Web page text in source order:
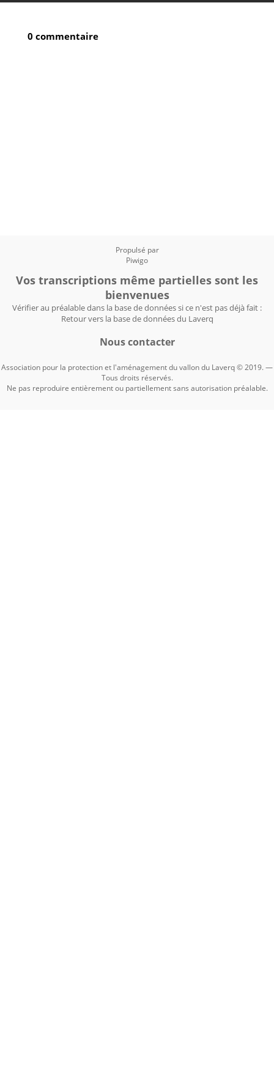
0 commentaire
Propulsé par
Piwigo
Vos transcriptions même partielles sont les
bienvenues
Vérifier au préalable dans la base de données si ce n'est pas déjà fait :
Retour vers la base de données du Laverq
Nous contacter
Association pour la protection et l'aménagement du vallon du Laverq © 2019. —
Tous droits réservés.
Ne pas reproduire entièrement ou partiellement sans autorisation préalable.